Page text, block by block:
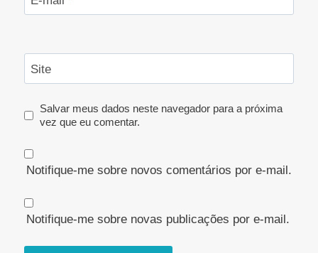
Site
Salvar meus dados neste navegador para a próxima
vez que eu comentar.
Notifique-me sobre novos comentários por e-mail.
Notifique-me sobre novas publicações por e-mail.